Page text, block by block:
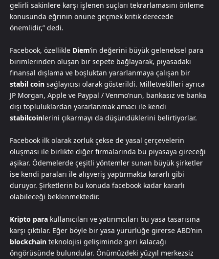
gelirli sakinlere karşı işlenen suçları tekrarlamasını önleme
konusunda eğrinin önüne geçmek kritik derecede
önemlidir,” dedi.
Facebook, özellikle Diem‘in değerini büyük geleneksel para
birimlerinden oluşan bir sepete bağlayarak, piyasadaki
finansal dışlama ve boşluktan yararlanmaya çalışan bir
stabil coin sağlayıcısı olarak gösterildi. Milletvekilleri ayrıca
JP Morgan, Apple ve Paypal / Venmo’nun, bankasız ve banka
dışı topluluklardan yararlanmak amacı ile kendi
stabilcoinlerini çıkarmayı da düşündüklerini belirtiyorlar.
Facebook ilk olarak zorluk çekse de yasal çerçevelerin
oluşması ile birlikte diğer firmalarında bu piyasaya gireceği
aşikar. Ödemelerde çeşitli yöntemler sunan büyük şirketler
ise kendi paraları ile alışveriş yaptırmakta kararlı gibi
duruyor. Şirketlerin bu konuda facebook kadar kararlı
olabileceği beklenmektedir.
Kripto para kullanıcıları ve yatırımcıları bu yasa tasarısına
karşı çıktılar. Eğer böyle bir yasa yürürlüğe girerse ABD’nin
blockchain teknolojisi gelişiminde geri kalacağı
öngörüsünde bulundular. Önümüzdeki yüzyıl merkezsiz